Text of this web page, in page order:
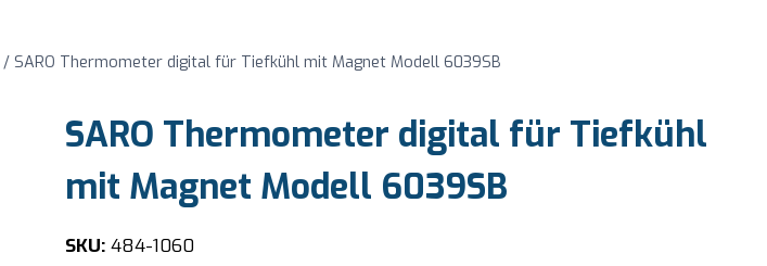
/ SARO Thermometer digital für Tiefkühl mit Magnet Modell 6039SB
SARO Thermometer digital für Tiefkühl
mit Magnet Modell 6039SB
SKU:484-1060